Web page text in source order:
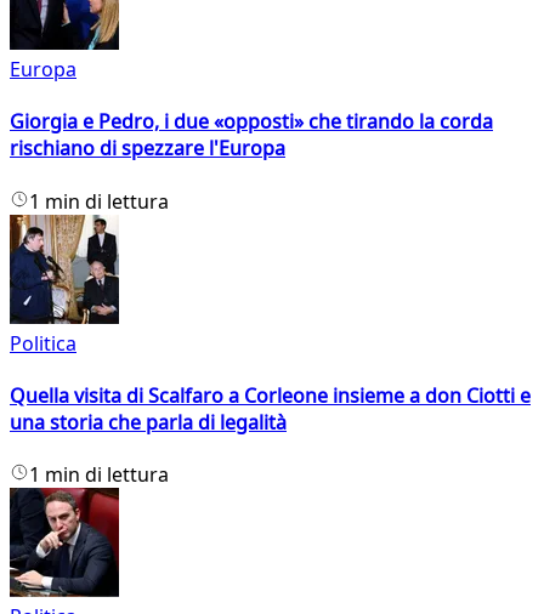
Europa
Giorgia e Pedro, i due «opposti» che tirando la corda
rischiano di spezzare l'Europa
1 min di lettura
Politica
Quella visita di Scalfaro a Corleone insieme a don Ciotti e
una storia che parla di legalità
1 min di lettura